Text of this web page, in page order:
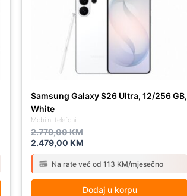
Mobilni telefoni
Samsung Galaxy S26 Ultra, 12/256 GB,
White
2.779,00KM
2.779,00 KM.
2.479,00 KM
2.479,00 KM.
Na rate već od 113 KM/mjesečno
Dodaj u korpu